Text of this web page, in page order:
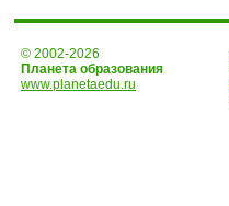
© 2002-2026
Планета образования
www.planetaedu.ru